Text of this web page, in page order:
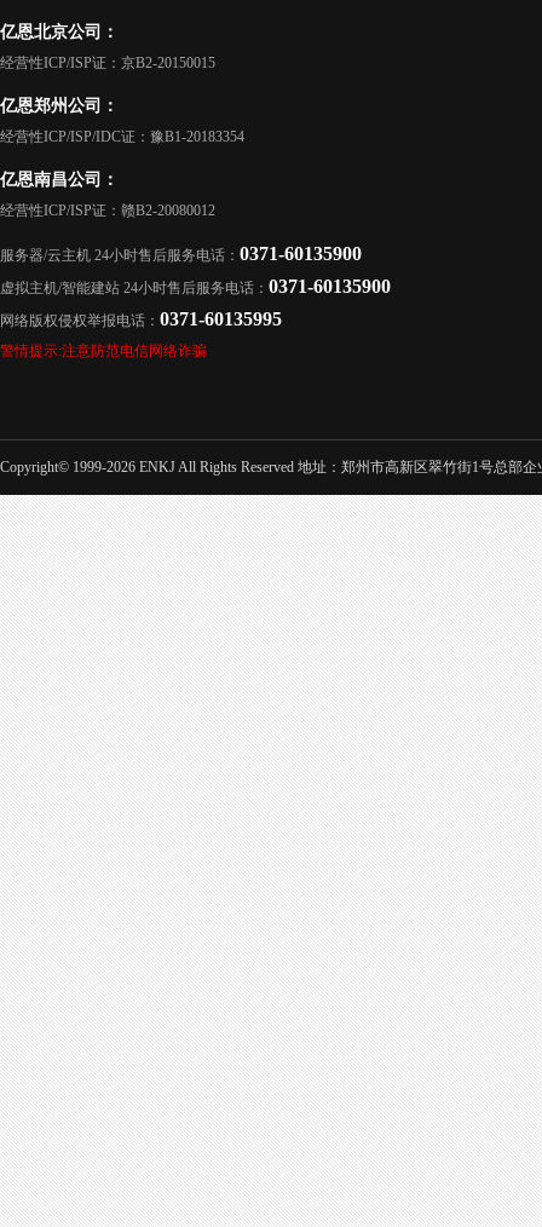
亿恩北京公司：
经营性ICP/ISP证：京B2-20150015
亿恩郑州公司：
经营性ICP/ISP/IDC证：豫B1-20183354
亿恩南昌公司：
经营性ICP/ISP证：赣B2-20080012
服务器/云主机 24小时售后服务电话： 0371-60135900
虚拟主机/智能建站 24小时售后服务电话： 0371-60135900
网络版权侵权举报电话： 0371-60135995
警情提示:注意防范电信网络诈骗
Copyright© 1999-2026 ENKJ All Rights Reserved 地址：郑州市高新区翠竹街1号